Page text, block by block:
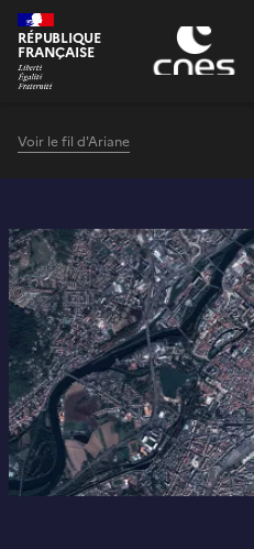
Panneau de gestion des cookies
RÉPUBLIQUE
FRANÇAISE
Voir le fil d'Ariane